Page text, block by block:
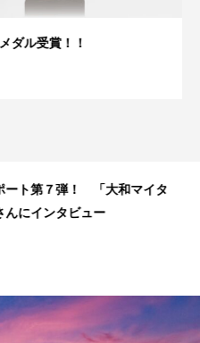
ダル受賞！！
ート第７弾！ 「大和マイタ
にインタビュー